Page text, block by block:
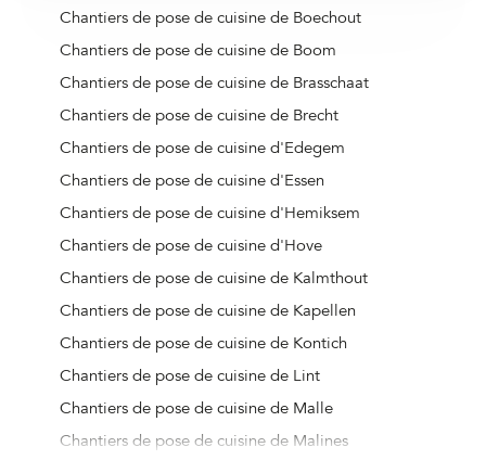
Chantiers de pose de cuisine de Boechout
Chantiers de pose de cuisine de Boom
Chantiers de pose de cuisine de Brasschaat
Chantiers de pose de cuisine de Brecht
Chantiers de pose de cuisine d'Edegem
Chantiers de pose de cuisine d'Essen
Chantiers de pose de cuisine d'Hemiksem
Chantiers de pose de cuisine d'Hove
Chantiers de pose de cuisine de Kalmthout
Chantiers de pose de cuisine de Kapellen
Chantiers de pose de cuisine de Kontich
Chantiers de pose de cuisine de Lint
Chantiers de pose de cuisine de Malle
Chantiers de pose de cuisine de Malines